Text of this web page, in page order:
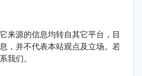
来源的信息均转自其它平台，目
，并不代表本站观点及立场。若
我们。